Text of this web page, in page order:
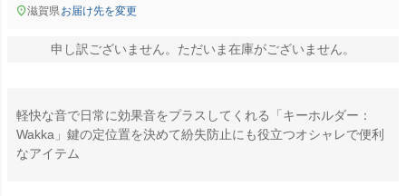
滋賀県お届け先を変更
申し訳ございません。ただいま在庫がございません。
軽快な音で日常に効果音をプラスしてくれる「キーホルダー：
Wakka」鍵の定位置を決めて紛失防止にも役立つオシャレで便利
なアイテム